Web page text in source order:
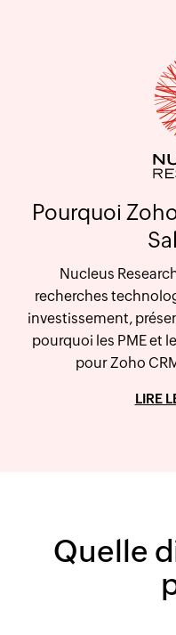
Pourquoi
Nucleus
recherches
investissement,
pourquoi les PME et
pour Zoho
LIRE
Quelle